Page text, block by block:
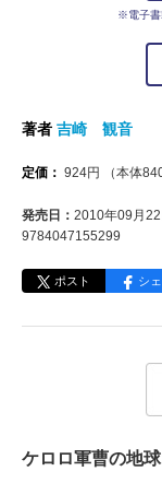
※電子書
著者 吉崎 観音
定価： 924円 （本体
発売日： 2010年09月22
9784047155299
ポスト シ
ケロロ軍曹の地